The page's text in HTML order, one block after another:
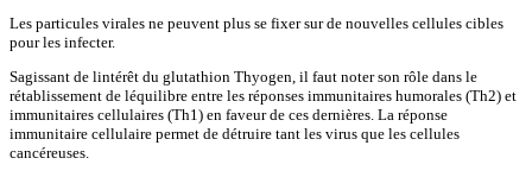
Les particules virales ne peuvent plus se fixer sur de nouvelles cellules cibles
pour les infecter.
Sagissant de lintérêt du glutathion Thyogen, il faut noter son rôle dans le
rétablissement de léquilibre entre les réponses immunitaires humorales (Th2) et
immunitaires cellulaires (Th1) en faveur de ces dernières. La réponse
immunitaire cellulaire permet de détruire tant les virus que les cellules
cancéreuses.